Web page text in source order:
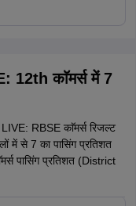
12th काॅमर्स में 7
RBSE काॅमर्स रिजल्ट
में से 7 का पासिंग प्रतिशत
पासिंग प्रतिशत (District